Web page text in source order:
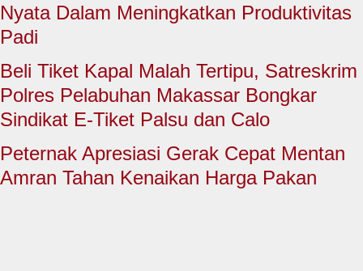
EKONOMI
TNI & POLRI
CONTACT US
Nyata Dalam Meningkatkan Produktivitas
Padi
Beli Tiket Kapal Malah Tertipu, Satreskrim
Polres Pelabuhan Makassar Bongkar
Sindikat E-Tiket Palsu dan Calo
Peternak Apresiasi Gerak Cepat Mentan
Amran Tahan Kenaikan Harga Pakan